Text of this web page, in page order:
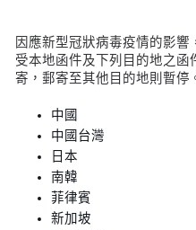
因應新型冠狀病毒疫情的影
受本地函件及下列目的地之
寄，郵寄至其他目的地則暫停
中國
中國台灣
日本
南韓
菲律賓
新加坡